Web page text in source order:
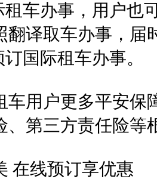
租车办事，用户也
翻译取车办事，届
国际租车办事。
车用户更多平安保
、第三方责任险等
在线预订享优惠